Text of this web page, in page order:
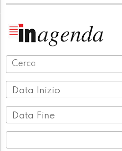
Data Inizio
Data Fine